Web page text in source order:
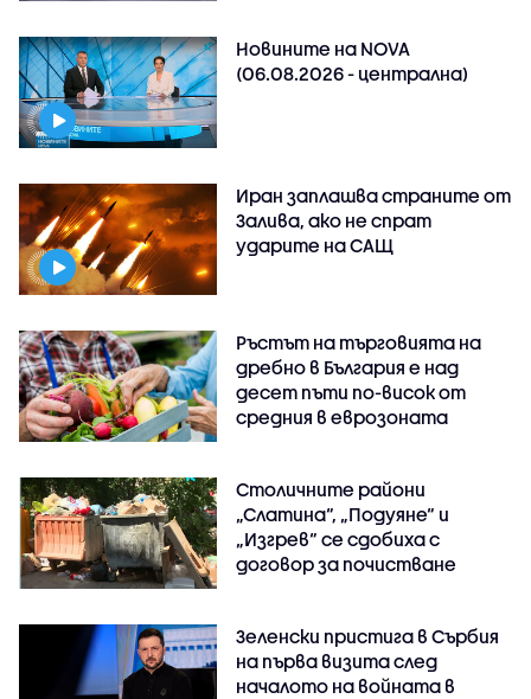
Новините на NOVA
(06.08.2026 - централна)
Иран заплашва страните от
Залива, ако не спрат
ударите на САЩ
Ръстът на търговията на
дребно в България е над
десет пъти по-висок от
средния в еврозоната
Столичните райони
„Слатина“, „Подуяне“ и
„Изгрев“ се сдобиха с
договор за почистване
Зеленски пристига в Сърбия
на първа визита след
началото на войната в